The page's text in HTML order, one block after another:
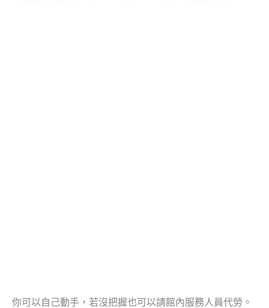
你可以自己動手，若沒把握也可以請館內服務人員代勞。